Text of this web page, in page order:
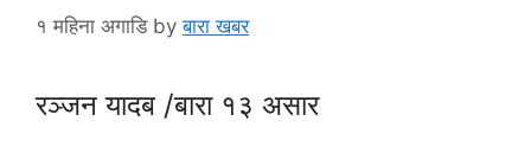
१ महिना अगाडि byबारा खबर
रञ्जन यादब /बारा १३ असार